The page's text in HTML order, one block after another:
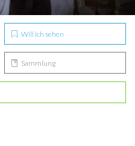
Will ich sehen
Sammlung